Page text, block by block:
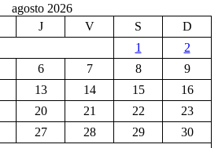
agosto 2026
J V S
D
1
2
6 7 8
9
13 14 15
16
20 21 22
23
27 28 29
30